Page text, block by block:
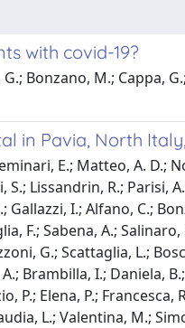
with covid-19?
Bonzano, M.; Cappa,
in Pavia, North
E.; Matteo, A. D.;
Lissandrin, R.; Parisi,
I.; Alfano, C.;
F.; Sabena, A.; Salinaro,
G.; Scattaglia, L.;
Brambilla, I.; Daniela,
P.; Elena, P.; Francesca,
L.; Valentina, M.;